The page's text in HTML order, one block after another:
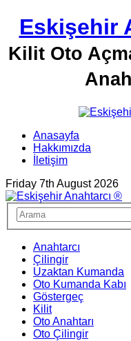
Eskişehir
Kilit Oto
Anasayfa
Hakkımızda
İletişim
Friday 7th August 2026
Anahtarcı
Çilingir
Uzaktan Kumanda
Oto Kumanda Kabı
Göstergeç
Kilit
Oto Anahtarı
Oto Çilingir